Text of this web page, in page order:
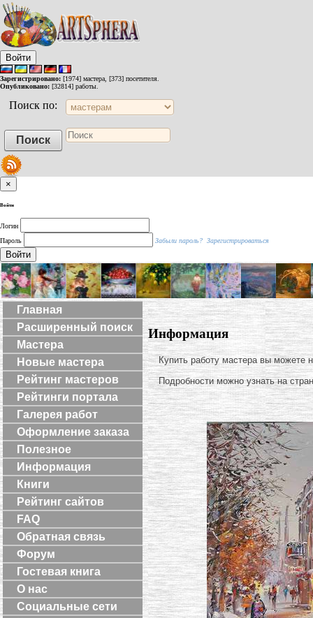
Войти
Зарегистрировано: [1974] мастера, [373] посетителя.
Опубликовано: [32814] работы.
Поиск по:
×
Войти
Логин
Пароль
Забыли пароль? Зарегистрироваться
Войти
Главная
Расширенный поиск
Мастера
Новые мастера
Рейтинг мастеров
Рейтинги портала
Галерея работ
Оформление заказа
Полезное
Информация
Книги
Рейтинг сайтов
FAQ
Обратная связь
Форум
Гостевая книга
О нас
Социальные сети
Информация
Купить работу мастера вы можете
Подробности можно узнать на